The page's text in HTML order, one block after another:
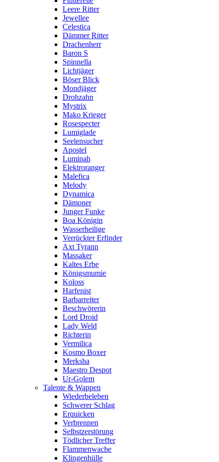
Leere Ritter
Jewellee
Celestica
Dämmer Ritter
Drachenherr
Baron S
Spinnella
Lichtjäger
Böser Blick
Mondjäger
Drohzahn
Mystrix
Mako Krieger
Rosespecter
Lumiglade
Seelensucher
Apostel
Luminah
Elektroranger
Malefica
Melody
Dynamica
Dämoner
Junger Funke
Boa Königin
Wasserheilige
Verrückter Erfinder
Axt Tyrann
Massaker
Kaltes Erbe
Königsmumie
Koloss
Harfenist
Barbarreiter
Beschwörerin
Lord Droid
Lady Weld
Richterin
Vermilica
Kosmo Boxer
Merksha
Maestro Despot
Ur-Golem
Talente & Wappen
Wiederbeleben
Schwerer Schlag
Erquicken
Verbrennen
Selbstzerstörung
Tödlicher Treffer
Flammenwache
Klingenhülle